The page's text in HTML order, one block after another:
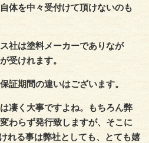
体を中々受付けて頂けないのも
社は塗料メーカーでありなが
受けれます。
証期間の違いはございます。
凄く大事ですよね。もちろん弊
わらず発行致しますが、そこに
れる事は弊社としても、とても嬉